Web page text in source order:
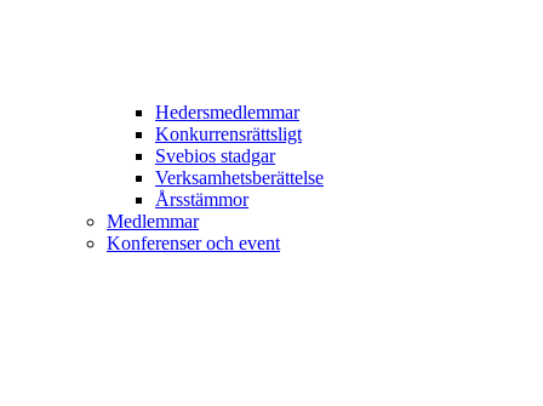
Hedersmedlemmar
Konkurrensrättsligt
Svebios stadgar
Verksamhetsberättelse
Årsstämmor
Medlemmar
Konferenser och event